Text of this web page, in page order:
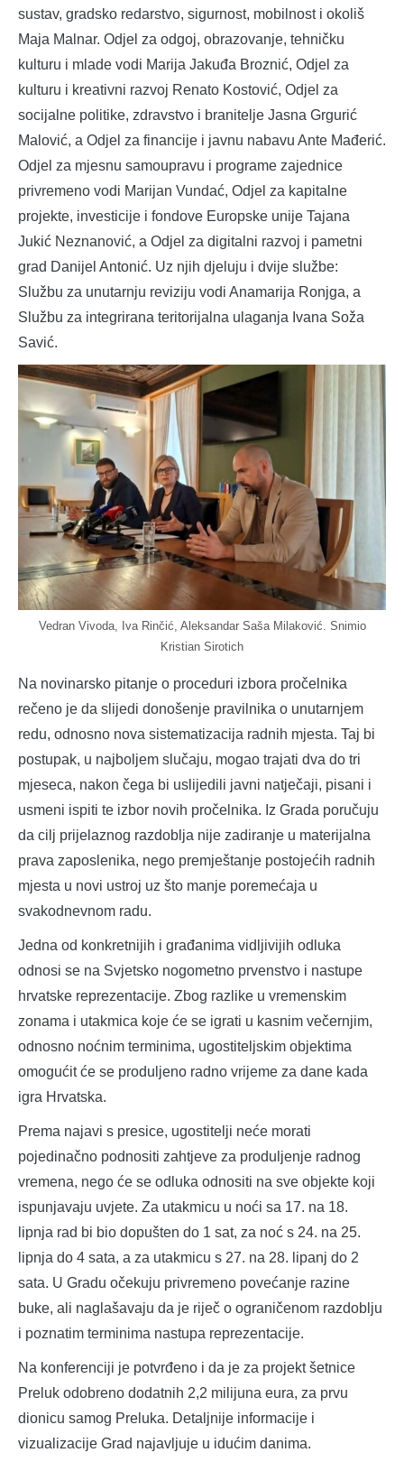
sustav, gradsko redarstvo, sigurnost, mobilnost i okoliš
Maja Malnar. Odjel za odgoj, obrazovanje, tehničku
kulturu i mlade vodi Marija Jakuđa Broznić, Odjel za
kulturu i kreativni razvoj Renato Kostović, Odjel za
socijalne politike, zdravstvo i branitelje Jasna Grgurić
Malović, a Odjel za financije i javnu nabavu Ante Mađerić.
Odjel za mjesnu samoupravu i programe zajednice
privremeno vodi Marijan Vundać, Odjel za kapitalne
projekte, investicije i fondove Europske unije Tajana
Jukić Neznanović, a Odjel za digitalni razvoj i pametni
grad Danijel Antonić. Uz njih djeluju i dvije službe:
Službu za unutarnju reviziju vodi Anamarija Ronjga, a
Službu za integrirana teritorijalna ulaganja Ivana Soža
Savić.
Vedran Vivoda, Iva Rinčić, Aleksandar Saša Milaković. Snimio
Kristian Sirotich
Na novinarsko pitanje o proceduri izbora pročelnika
rečeno je da slijedi donošenje pravilnika o unutarnjem
redu, odnosno nova sistematizacija radnih mjesta. Taj bi
postupak, u najboljem slučaju, mogao trajati dva do tri
mjeseca, nakon čega bi uslijedili javni natječaji, pisani i
usmeni ispiti te izbor novih pročelnika. Iz Grada poručuju
da cilj prijelaznog razdoblja nije zadiranje u materijalna
prava zaposlenika, nego premještanje postojećih radnih
mjesta u novi ustroj uz što manje poremećaja u
svakodnevnom radu.
Jedna od konkretnijih i građanima vidljivijih odluka
odnosi se na Svjetsko nogometno prvenstvo i nastupe
hrvatske reprezentacije. Zbog razlike u vremenskim
zonama i utakmica koje će se igrati u kasnim večernjim,
odnosno noćnim terminima, ugostiteljskim objektima
omogućit će se produljeno radno vrijeme za dane kada
igra Hrvatska.
Prema najavi s presice, ugostitelji neće morati
pojedinačno podnositi zahtjeve za produljenje radnog
vremena, nego će se odluka odnositi na sve objekte koji
ispunjavaju uvjete. Za utakmicu u noći sa 17. na 18.
lipnja rad bi bio dopušten do 1 sat, za noć s 24. na 25.
lipnja do 4 sata, a za utakmicu s 27. na 28. lipanj do 2
sata. U Gradu očekuju privremeno povećanje razine
buke, ali naglašavaju da je riječ o ograničenom razdoblju
i poznatim terminima nastupa reprezentacije.
Na konferenciji je potvrđeno i da je za projekt šetnice
Preluk odobreno dodatnih 2,2 milijuna eura, za prvu
dionicu samog Preluka. Detaljnije informacije i
vizualizacije Grad najavljuje u idućim danima.